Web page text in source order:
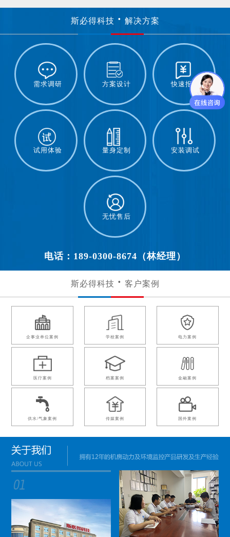
斯必得科技 解决方案
需求调研 方案设计 快速报价
试用体验 量身定制 安装调试
无忧售后
电话：189-0300-8674（林经理）
斯必得科技 客户案例
企事业单位案例 学校案例 电力案例
医疗案例 档案案例 金融案例
供水/气象案例 传媒案例 国外案例